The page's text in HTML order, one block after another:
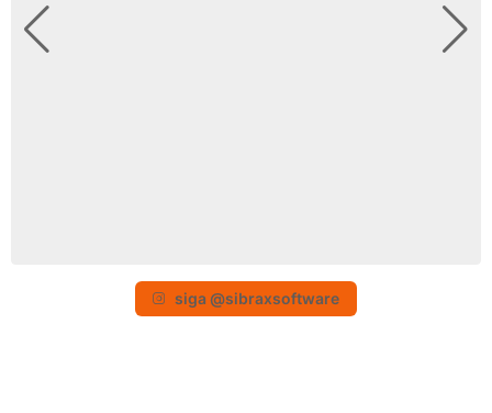
siga @sibraxsoftware